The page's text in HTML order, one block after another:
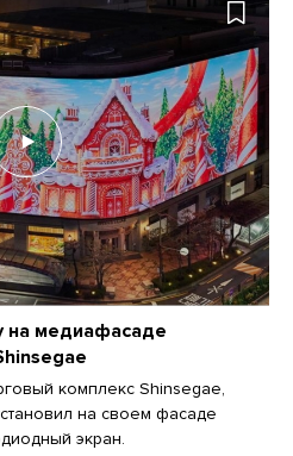
на медиафасаде
комплекс Shinsegae,
на своем фасаде
экран.